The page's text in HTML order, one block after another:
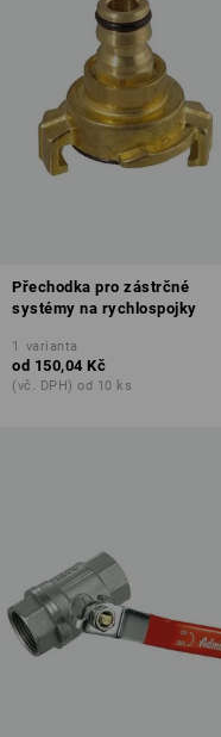
Přechodka pro zástrčné
systémy na rychlospojky
1 varianta
od 150,04 Kč
(vč. DPH) od 10 ks